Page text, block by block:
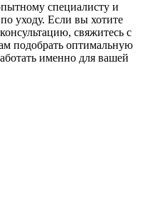
специалисту и
уходу. Если вы хотите
свяжитесь с
подобрать оптимальную
именно для вашей